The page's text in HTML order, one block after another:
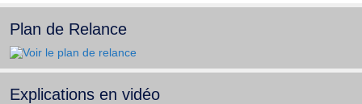
Plan de Relance
Explications en vidéo